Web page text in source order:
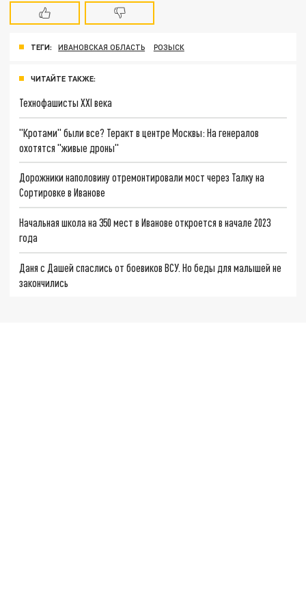
ТЕГИ: ИВАНОВСКАЯ ОБЛАСТЬ РОЗЫСК
ЧИТАЙТЕ ТАКЖЕ:
Технофашисты XXI века
"Кротами" были все? Теракт в центре Москвы: На генералов
охотятся "живые дроны"
Дорожники наполовину отремонтировали мост через Талку на
Сортировке в Иванове
Начальная школа на 350 мест в Иванове откроется в начале 2023
года
Даня с Дашей спаслись от боевиков ВСУ. Но беды для малышей не
закончились